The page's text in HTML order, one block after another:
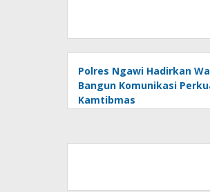
Polres Ngawi Hadirkan
Bangun Komunikasi
Kamtibmas